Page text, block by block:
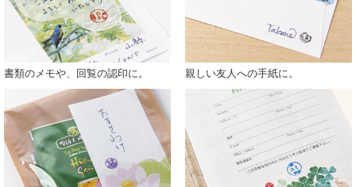
書類のメモや、回覧の認印に。 親しい友人への手紙に。